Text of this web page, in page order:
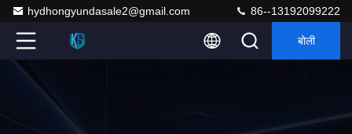
hydhongyundasale2@gmail.com 86--13192099222
बोली